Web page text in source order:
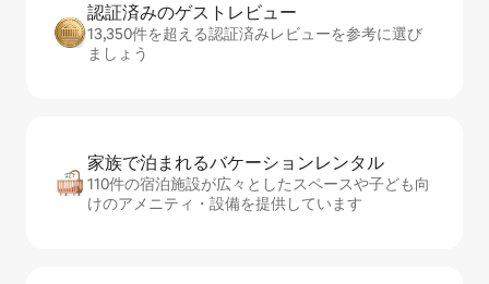
認証済みのゲ⁠ス⁠ト⁠レ⁠ビ⁠ュ⁠ー
13,350件を超える認証済みレビューを参考に選び
ましょう
家族で泊まれるバ⁠ケ⁠ー⁠シ⁠ョ⁠ンレ⁠ン⁠タ⁠ル
110件の宿泊施設が広々としたスペースや子ども向
けのアメニティ・設備を提供しています